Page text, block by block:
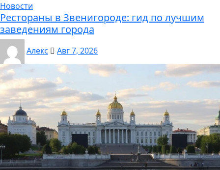
Новости
Рестораны в Звенигороде: гид по лучшим
заведениям города
Алекс Авг 7, 2026